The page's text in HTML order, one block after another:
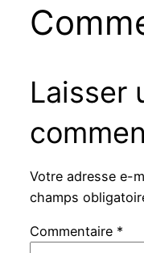
Laisser
Votre adresse e-
champs
Commentaire *